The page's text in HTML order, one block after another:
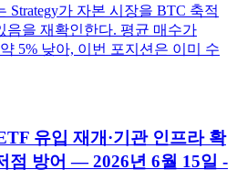
Strategy가 자본 시장을 BTC 축적
음을 재확인한다. 평균 매수가
5% 낮아, 이번 포지션은 이미 수
유입 재개·기관 인프라 확
점 방어 — 2026년 6월 15일 -